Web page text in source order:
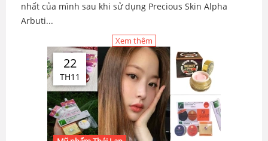
nhất của mình sau khi sử dụng Precious Skin Alpha
Arbuti...
Xem thêm
22
TH11